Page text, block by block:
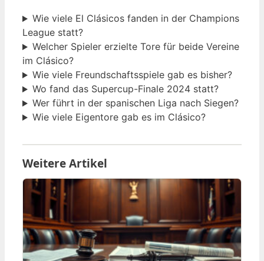
Wie viele El Clásicos fanden in der Champions
League statt?
Welcher Spieler erzielte Tore für beide Vereine
im Clásico?
Wie viele Freundschaftsspiele gab es bisher?
Wo fand das Supercup-Finale 2024 statt?
Wer führt in der spanischen Liga nach Siegen?
Wie viele Eigentore gab es im Clásico?
Weitere Artikel